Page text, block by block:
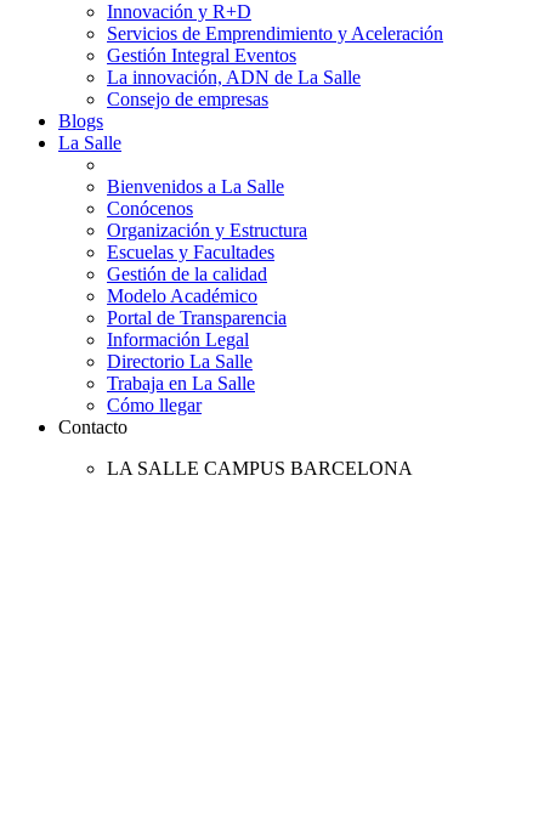
Innovación y R+D
Servicios de Emprendimiento y Aceleración
Gestión Integral Eventos
La innovación, ADN de La Salle
Consejo de empresas
Blogs
La Salle
Bienvenidos a La Salle
Conócenos
Organización y Estructura
Escuelas y Facultades
Gestión de la calidad
Modelo Académico
Portal de Transparencia
Información Legal
Directorio La Salle
Trabaja en La Salle
Cómo llegar
Contacto
LA SALLE CAMPUS BARCELONA